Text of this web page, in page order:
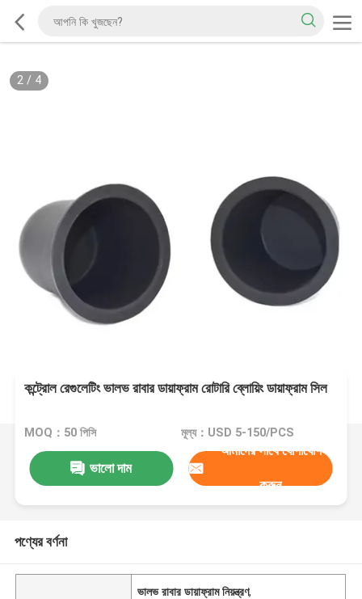
2/ 4
কন্ট্রোল রেগুলেটিং ভালভ রাবার ডায়াফ্রাম রোটারি ব্লোয়িং ডায়াফ্রাম সিল
MOQ：50 পিসি মূল্য：USD 5-150/PCS
ভালো দাম
আমাদের সাথে যোগাযোগ
করুন
পণ্যের বর্ণনা
ভালভ রাবার ডায়াফ্রাম নিয়ন্ত্রণ,